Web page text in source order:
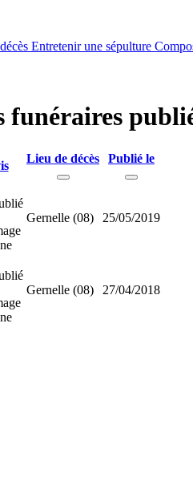
Entretenir une sépulture
funéraires
Lieu de décès Publié le
Gernelle (08) 25/05/2019
Gernelle (08) 27/04/2018